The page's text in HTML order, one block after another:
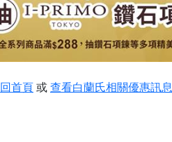
回首頁 或 查看白蘭氏相關優惠訊息